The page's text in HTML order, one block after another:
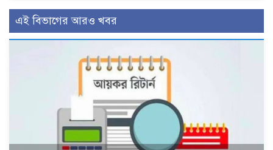
এই বিভাগের আরও খবর